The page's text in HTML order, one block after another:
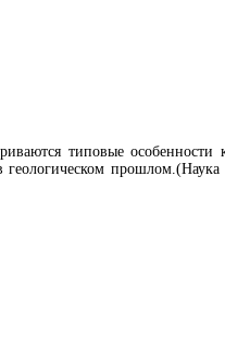
типовые